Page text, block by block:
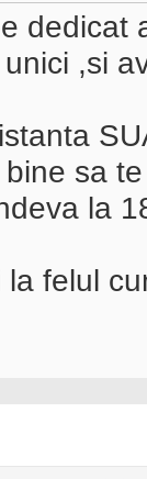
dedicat
,si
sa
la
felul